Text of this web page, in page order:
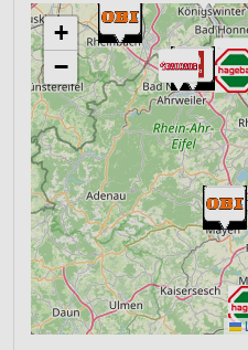
+
−